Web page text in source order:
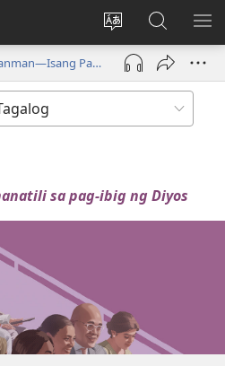
Baguhin
ang
wika
ng
Mag-
log
bubukas
sa
JW.ORG
Masayang Buhay Magpakailanman​—Isang Pag-aaral sa Bibliya
sa pag-ibig ng Diyos